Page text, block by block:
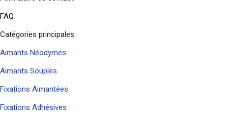
FAQ
Catégories principales
Aimants Néodymes
Aimants Souples
Fixations Aimantées
Fixations Adhésives